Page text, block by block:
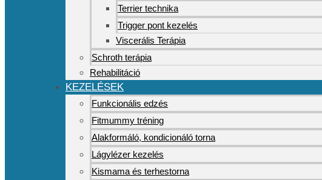
Terrier technika
Trigger pont kezelés
Viscerális Terápia
Schroth terápia
Rehabilitáció
KEZELÉSEK
Funkcionális edzés
Fitmummy tréning
Alakformáló, kondicionáló torna
Lágylézer kezelés
Kismama és terhestorna